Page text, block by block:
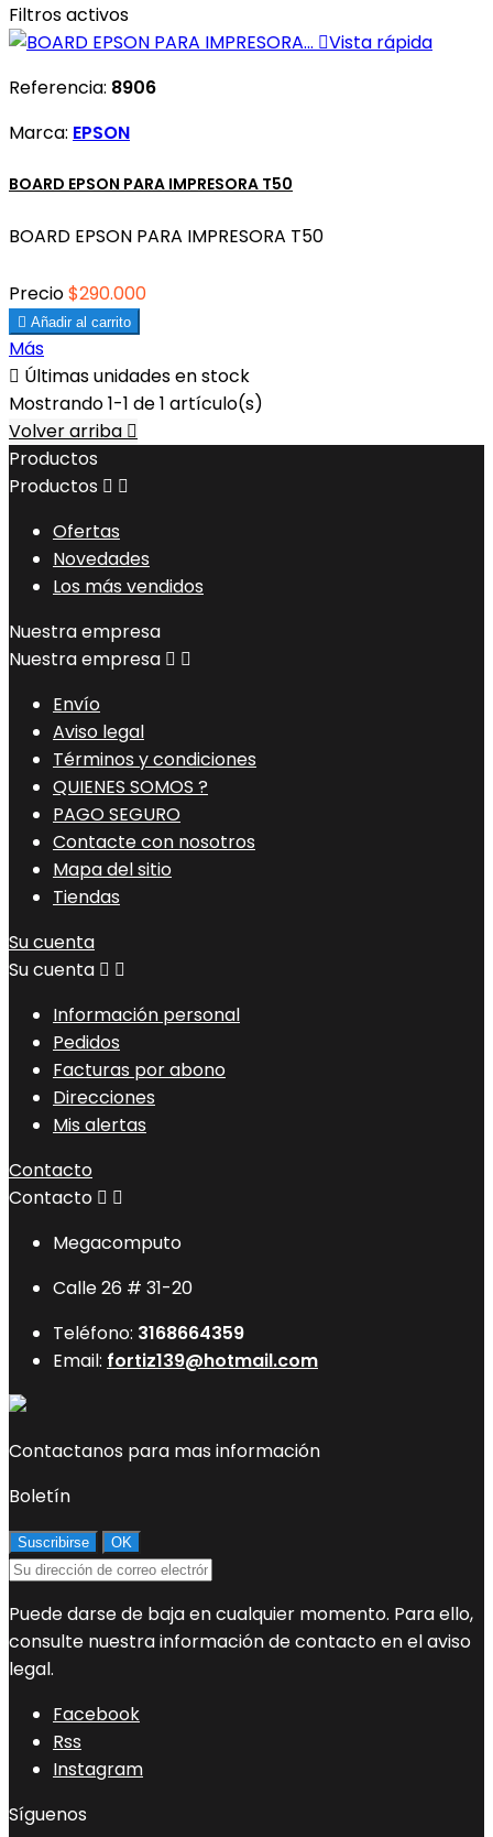
Filtros activos
Vista rápida
Referencia: 8906
Marca: EPSON
BOARD EPSON PARA IMPRESORA T50
BOARD EPSON PARA IMPRESORA T50
Precio$290.000
 Añadir al carrito
Más
 Últimas unidades en stock
Mostrando 1-1 de 1 artículo(s)
Volver arriba 
Productos
Productos  
Ofertas
Novedades
Los más vendidos
Nuestra empresa
Nuestra empresa  
Envío
Aviso legal
Términos y condiciones
QUIENES SOMOS ?
PAGO SEGURO
Contacte con nosotros
Mapa del sitio
Tiendas
Su cuenta
Su cuenta  
Información personal
Pedidos
Facturas por abono
Direcciones
Mis alertas
Contacto
Contacto  
Megacomputo
Calle 26 # 31-20
Teléfono: 3168664359
Email: fortiz139@hotmail.com
Contactanos para mas información
Boletín
Puede darse de baja en cualquier momento. Para ello,
consulte nuestra información de contacto en el aviso
legal.
Facebook
Rss
Instagram
Síguenos